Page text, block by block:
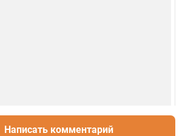
Написать комментарий